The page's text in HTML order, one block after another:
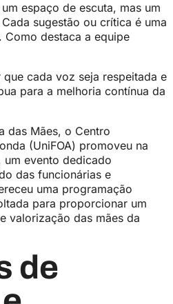
espaço de escuta, mas um
sugestão ou crítica é uma
destaca a equipe
cada voz seja respeitada e
para a melhoria contínua da
das Mães, o Centro
(UniFOA) promoveu na
evento dedicado
das funcionárias e
uma programação
para proporcionar um
valorização das mães da
de